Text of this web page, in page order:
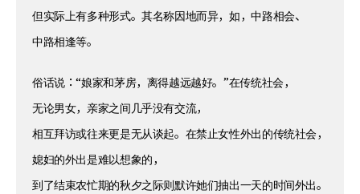
但实际上有多种形式。其名称因地而异，如，中路相会、
中路相逢等。
俗话说：“娘家和茅房，离得越远越好。”在传统社会，
无论男女，亲家之间几乎没有交流，
相互拜访或往来更是无从谈起。在禁止女性外出的传统社会，
媳妇的外出是难以想象的，
到了结束农忙期的秋夕之际则默许她们抽出一天的时间外出。